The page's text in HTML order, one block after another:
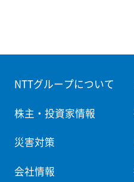
NTTグループについて
株主・投資家情報
災害対策
会社情報